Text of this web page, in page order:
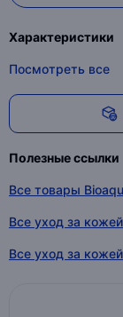
Характеристики
Посмотреть все
Полезные ссылки
Все товары
Все уход за
Все уход за